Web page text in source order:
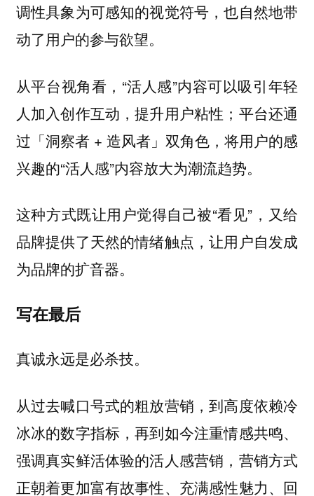
调性具象为可感知的视觉符号，也自然地带
动了用户的参与欲望。
从平台视角看，“活人感”内容可以吸引年轻
人加入创作互动，提升用户粘性；平台还通
过「洞察者 + 造风者」双角色，将用户的感
兴趣的“活人感”内容放大为潮流趋势。
这种方式既让用户觉得自己被“看见”，又给
品牌提供了天然的情绪触点，让用户自发成
为品牌的扩音器。
写在最后
真诚永远是必杀技。
从过去喊口号式的粗放营销，到高度依赖冷
冰冰的数字指标，再到如今注重情感共鸣、
强调真实鲜活体验的活人感营销，营销方式
正朝着更加富有故事性、充满感性魅力、回